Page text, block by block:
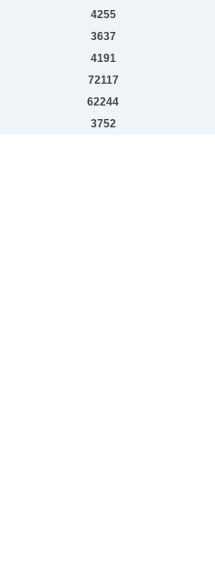
4255
3637
4191
72117
62244
3752